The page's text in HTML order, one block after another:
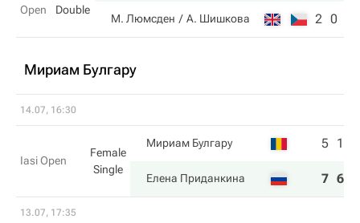
Open
Double
М. Люмсден А. Шишкова 2 0
Мириам Булгару
14.07, 16:30
Iasi Open
Female
Single
Мириам Булгару 5 1
Елена Приданкина 7 6
13.07, 17:35